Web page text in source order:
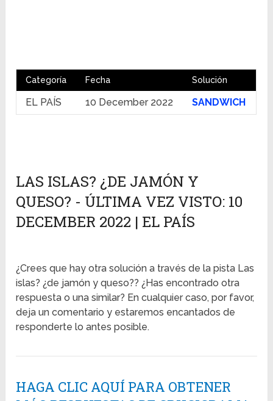
Categoría Fecha Solución
EL PAÍS 10 December 2022 SANDWICH
LAS ISLAS? ¿DE JAMÓN Y
QUESO? - ÚLTIMA VEZ VISTO: 10
DECEMBER 2022 | EL PAÍS
¿Crees que hay otra solución a través de la pista Las
islas? ¿de jamón y queso?? ¿Has encontrado otra
respuesta o una similar? En cualquier caso, por favor,
deja un comentario y estaremos encantados de
responderte lo antes posible.
HAGA CLIC AQUÍ PARA OBTENER